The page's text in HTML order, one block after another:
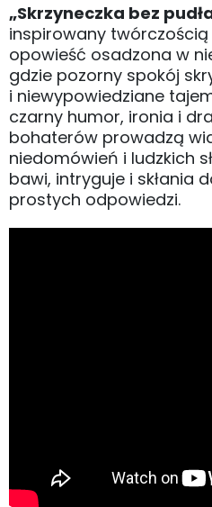
„Skrzyneczka bez
inspirowany
opowieść osadzona w
gdzie pozorny spokój
i niewypowiedziane
czarny humor, ironia i
bohaterów prowadzą
niedomówień i ludzkich
bawi, intryguje i skłania
prostych odpowiedzi.